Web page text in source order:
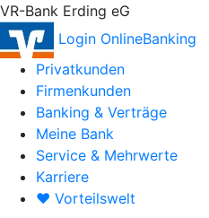
VR-Bank Erding eG
Login OnlineBanking
Privatkunden
Firmenkunden
Banking & Verträge
Meine Bank
Service & Mehrwerte
Karriere
♥ Vorteilswelt